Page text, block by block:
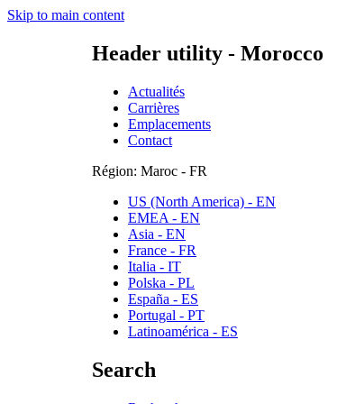
Skip to main content
Header utility - Morocco
Actualités
Carrières
Emplacements
Contact
Région: Maroc - FR
US (North America) - EN
EMEA - EN
Asia - EN
France - FR
Italia - IT
Polska - PL
España - ES
Portugal - PT
Latinoamérica - ES
Search